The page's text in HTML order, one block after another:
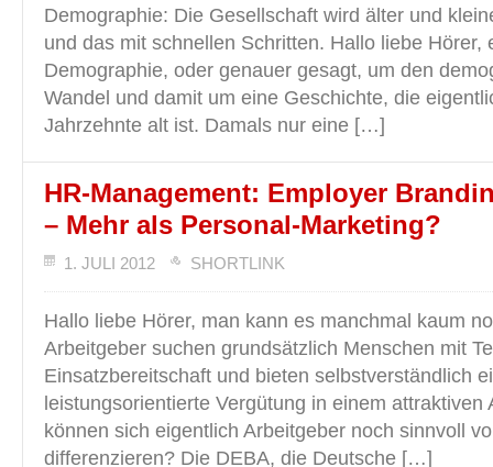
Demographie: Die Gesellschaft wird älter und
und das mit schnellen Schritten. Hallo liebe Hörer,
Demographie, oder genauer gesagt, um den
Wandel und damit um eine Geschichte, die
Jahrzehnte alt ist. Damals nur eine […]
HR-Management: Employer
– Mehr als Personal-Marketing?
1. JULI 2012 SHORTLINK
Hallo liebe Hörer, man kann es manchmal kaum
Arbeitgeber suchen grundsätzlich Menschen mit
Einsatzbereitschaft und bieten selbstverständlich
leistungsorientierte Vergütung in einem attraktiven
können sich eigentlich Arbeitgeber noch sinnvoll
differenzieren? Die DEBA, die Deutsche […]